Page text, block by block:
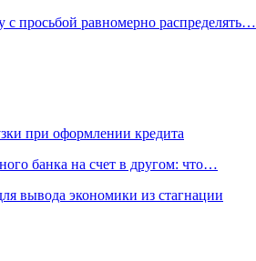
просьбой равномерно распределять…
при оформлении кредита
банка на счет в другом: что…
вывода экономики из стагнации